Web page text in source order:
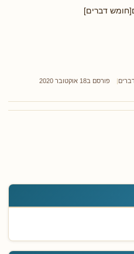
דברים]
פורסם ב18 אוקטובר 2020